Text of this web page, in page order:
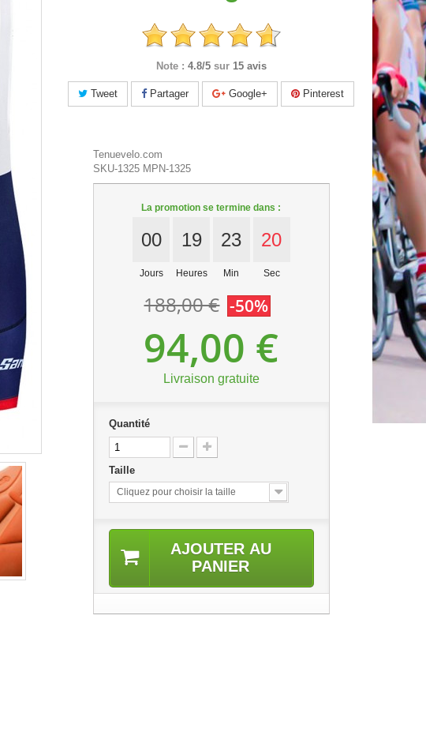
Note : 4.8/5 sur 15 avis
Tweet Partager Google+ Pinterest
Tenuevelo.com
SKU-1325 MPN-1325
La promotion se termine dans :
00
Jours
19
Heures
23
Min
18
Sec
188,00 € -50%
94,00 €
Livraison gratuite
Quantité
Taille
Cliquez pour choisir la taille
AJOUTER AU
PANIER